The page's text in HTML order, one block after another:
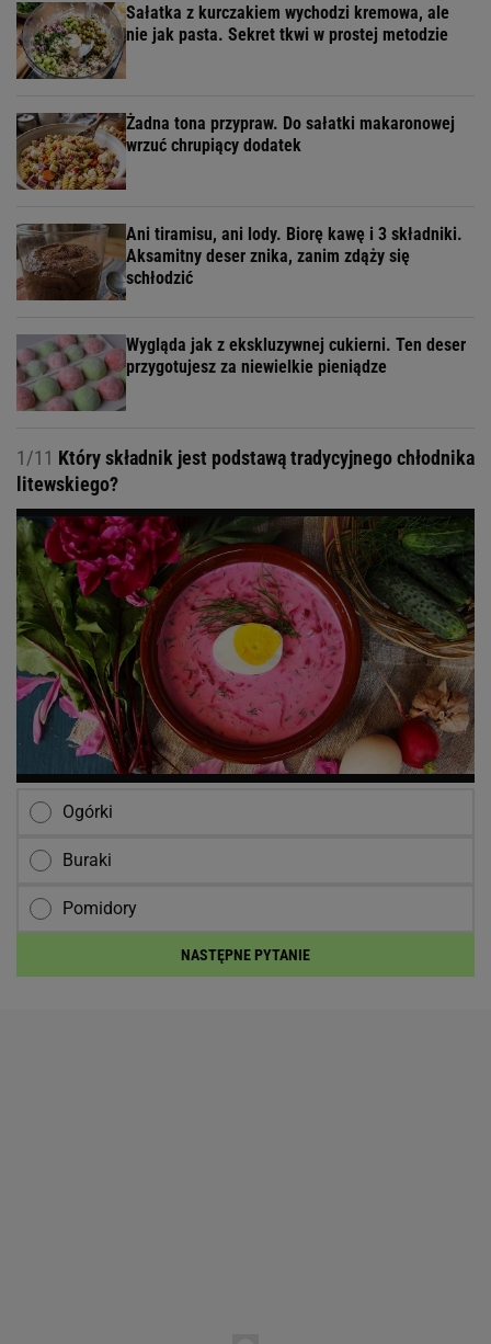
Sałatka z kurczakiem wychodzi kremowa, ale
nie jak pasta. Sekret tkwi w prostej metodzie
Żadna tona przypraw. Do sałatki makaronowej
wrzuć chrupiący dodatek
Ani tiramisu, ani lody. Biorę kawę i 3 składniki.
Aksamitny deser znika, zanim zdąży się
schłodzić
Wygląda jak z ekskluzywnej cukierni. Ten deser
przygotujesz za niewielkie pieniądze
1/11 Który składnik jest podstawą tradycyjnego chłodnika
litewskiego?
Ogórki
Buraki
Pomidory
NASTĘPNE PYTANIE